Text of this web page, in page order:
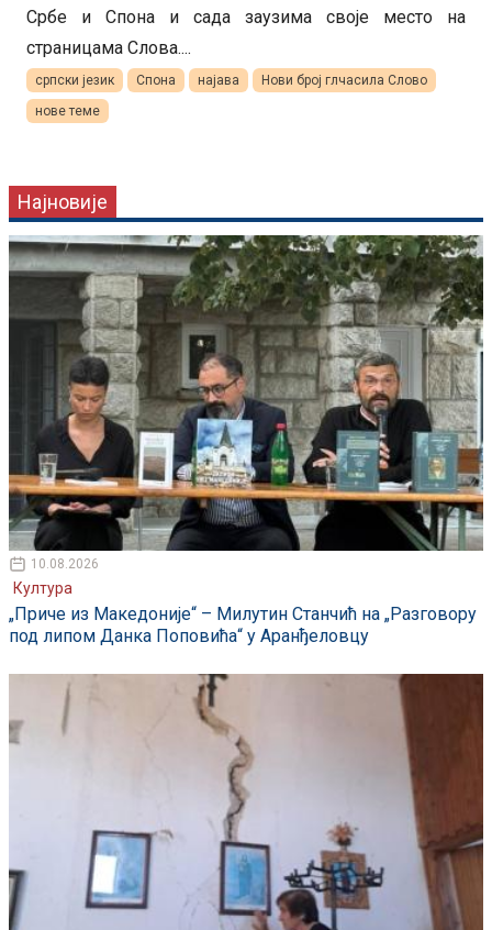
Србе и Спона и сада заузима своје место на
страницама Слова....
српски језик Спона најава
Нови број глчасила Слово
нове теме
Најновије
10.08.2026
Култура
„Приче из Македоније“ – Милутин Станчић на „Разговору
под липом Данка Поповића“ у Аранђеловцу